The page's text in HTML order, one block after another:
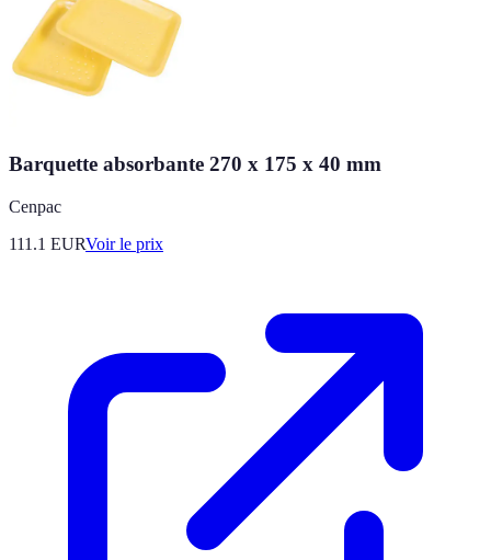
Barquette absorbante 270 x 175 x 40 mm
Cenpac
111.1 EURVoir le prix